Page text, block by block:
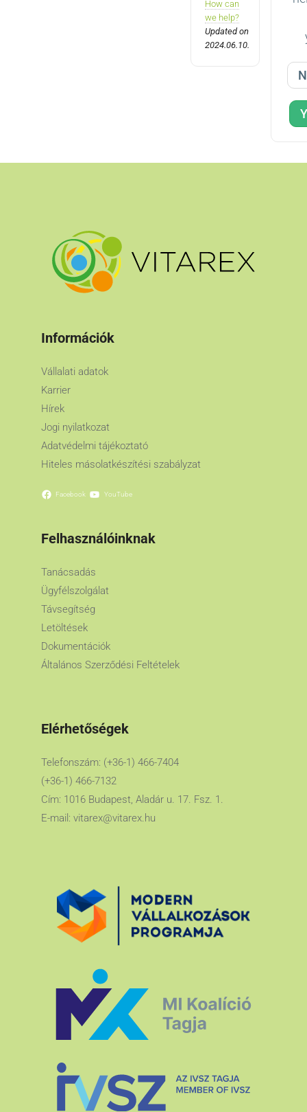
How can
we help?
Updated on
2024.06.10.
Információk
Vállalati adatok
Karrier
Hírek
Jogi nyilatkozat
Adatvédelmi tájékoztató
Hiteles másolatkészítési szabályzat
Facebook YouTube
Felhasználóinknak
Tanácsadás
Ügyfélszolgálat
Távsegítség
Letöltések
Dokumentációk
Általános Szerződési Feltételek
Elérhetőségek
Telefonszám: (+36-1) 466-7404
(+36-1) 466-7132
Cím: 1016 Budapest, Aladár u. 17. Fsz. 1.
E-mail: vitarex@vitarex.hu